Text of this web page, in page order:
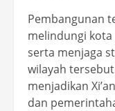
Pembangunan
melindungi
serta menjaga
wilayah
menjadikan
dan